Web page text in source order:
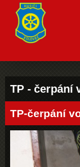
TP - čerpání
TP-čerpání